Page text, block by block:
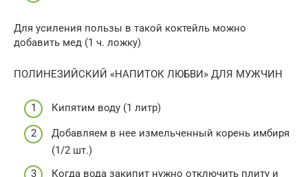
Для усиления пользы в такой коктейль можно
добавить мед (1 ч. ложку)
ПОЛИНЕЗИЙСКИЙ «НАПИТОК ЛЮБВИ» ДЛЯ МУЖЧИН
Кипятим воду (1 литр)
Добавляем в нее измельченный корень имбиря
(1/2 шт.)
Когда вода закипит нужно отключить плиту и